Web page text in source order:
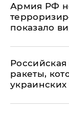
Армия РФ
показало
ракеты,